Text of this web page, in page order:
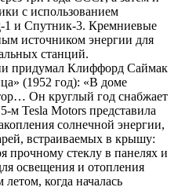
с использованием
1 и Спутник-3. Кремниевые
источником энергии для
станций.
придумал Клиффорд Саймак
(1952 год): «В доме
Он круглый год снабжает
м Tesla Motors представила
солнечной энергии,
встраиваемых в крышу:
прочному стеклу в панелях и
освещения и отопления
когда началась